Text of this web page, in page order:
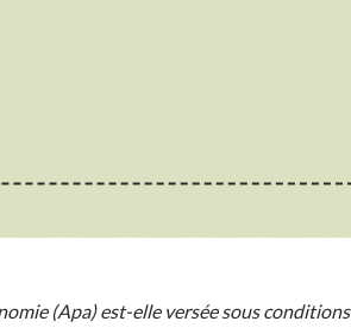
(Apa) est-elle versée sous conditions